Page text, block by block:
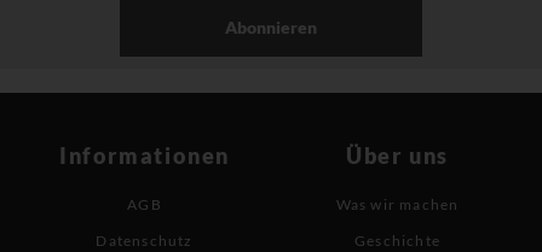
Abonnieren
Informationen
AGB
Datenschutz
Über uns
Was wir machen
Geschichte